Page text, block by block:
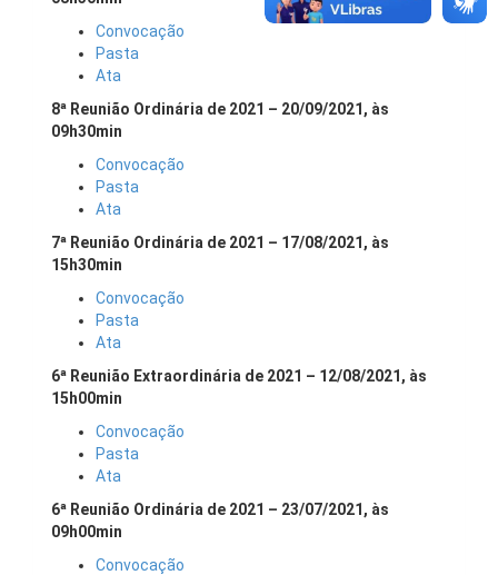
Convocação
Pasta
Ata
8ª Reunião Ordinária de 2021 – 20/09/2021, às
09h30min
Convocação
Pasta
Ata
7ª Reunião Ordinária de 2021 – 17/08/2021, às
15h30min
Convocação
Pasta
Ata
6ª Reunião Extraordinária de 2021 – 12/08/2021, às
15h00min
Convocação
Pasta
Ata
6ª Reunião Ordinária de 2021 – 23/07/2021, às
09h00min
Convocação